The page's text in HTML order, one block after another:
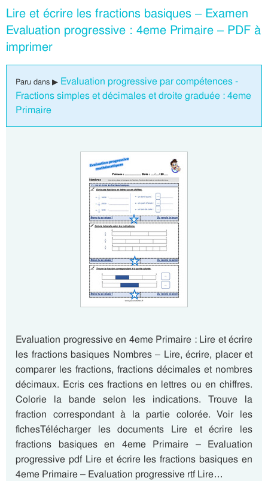
Lire et écrire les fractions basiques – Examen
Evaluation progressive : 4eme Primaire – PDF à
imprimer
Paru dans ▶ Evaluation progressive par compétences -
Fractions simples et décimales et droite graduée : 4eme
Primaire
Evaluation progressive en 4eme Primaire : Lire et écrire
les fractions basiques Nombres – Lire, écrire, placer et
comparer les fractions, fractions décimales et nombres
décimaux. Ecris ces fractions en lettres ou en chiffres.
Colorie la bande selon les indications. Trouve la
fraction correspondant à la partie colorée. Voir les
fichesTélécharger les documents Lire et écrire les
fractions basiques en 4eme Primaire – Evaluation
progressive pdf Lire et écrire les fractions basiques en
4eme Primaire – Evaluation progressive rtf Lire…